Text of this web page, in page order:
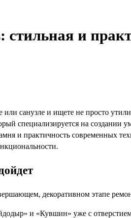
и
или санузле и ищете не просто
специализируется на создании
и практичность современных
декоративном этапе
и «Кувшин» уже с